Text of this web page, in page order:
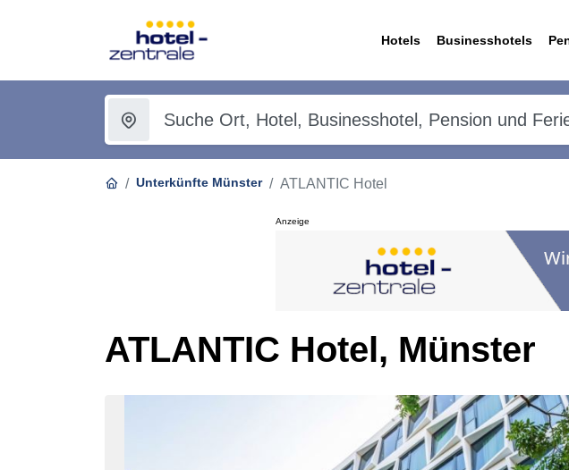
Hotels Businesshotels
Unterkünfte Münster ATLANTIC Hotel
Anzeige
ATLANTIC Hotel, Münster